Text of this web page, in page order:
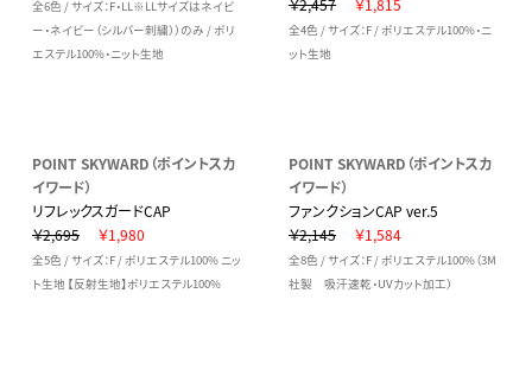
全6色 / サイズ：F・LL※LLサイズはネイビ
ー・ネイビー（シルバー刺繍））のみ / ポリ
エステル100%・ニット生地
￥2,457
￥1,815
全4色 / サイズ：F / ポリエステル100%・ニ
ット生地
POINT SKYWARD（ポイントスカ
イワード）
リフレックスガードCAP
￥2,695
￥1,980
全5色 / サイズ：F / ポリエステル100% ニッ
ト生地 【反射生地】ポリエステル100%
POINT SKYWARD（ポイントスカ
イワード）
ファンクションCAP ver.5
￥2,145
￥1,584
全8色 / サイズ：F / ポリエステル100%（3M
社製 吸汗速乾・UVカット加工）